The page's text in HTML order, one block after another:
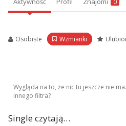
Osobiste Wzmianki
Wygląda na to, że nic tu jeszcze nie
innego filtra?
Single czytają…